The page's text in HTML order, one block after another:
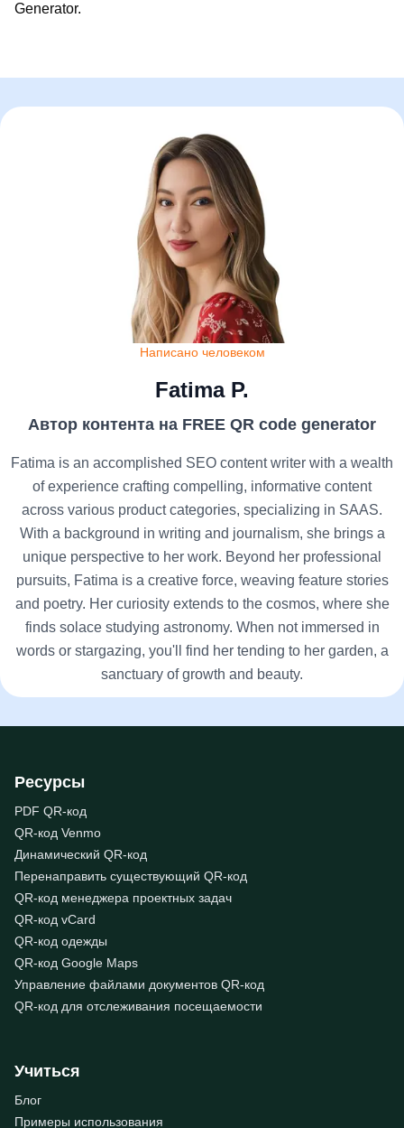
Generator.
Написано человеком
Fatima P.
Автор контента на FREE QR code generator
Fatima is an accomplished SEO content writer with a wealth
of experience crafting compelling, informative content
across various product categories, specializing in SAAS.
With a background in writing and journalism, she brings a
unique perspective to her work. Beyond her professional
pursuits, Fatima is a creative force, weaving feature stories
and poetry. Her curiosity extends to the cosmos, where she
finds solace studying astronomy. When not immersed in
words or stargazing, you'll find her tending to her garden, a
sanctuary of growth and beauty.
Ресурсы
PDF QR-код
QR-код Venmo
Динамический QR-код
Перенаправить существующий QR-код
QR-код менеджера проектных задач
QR-код vCard
QR-код одежды
QR-код Google Maps
Управление файлами документов QR-код
QR-код для отслеживания посещаемости
Учиться
Блог
Примеры использования